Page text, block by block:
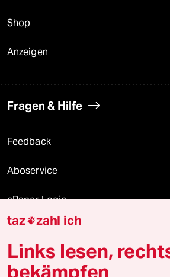
Shop
Anzeigen
Fragen & Hilfe
Feedback
Aboservice
ePaper Login
Downloads für Abonnierende
taz zahl ich
Links lesen,
bekämpfen